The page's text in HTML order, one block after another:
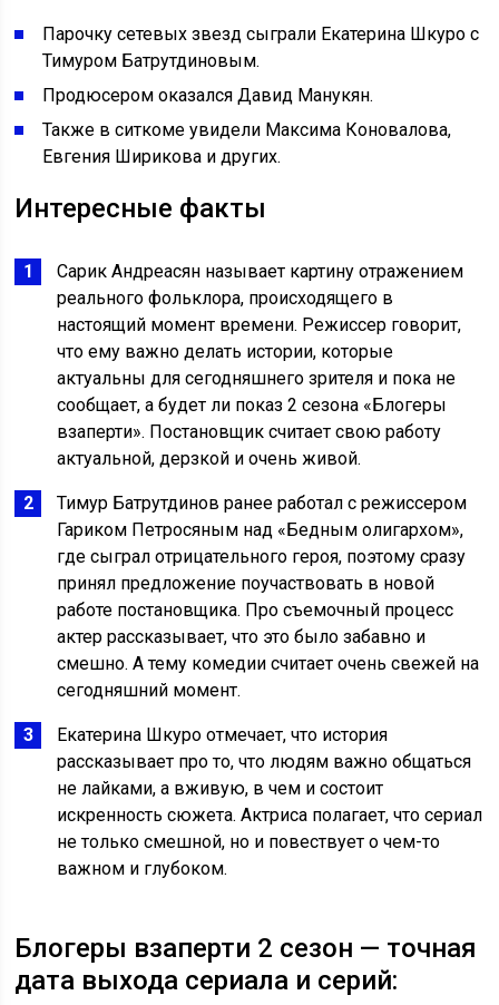
Парочку сетевых звезд сыграли Екатерина Шкуро с
Тимуром Батрутдиновым.
Продюсером оказался Давид Манукян.
Также в ситкоме увидели Максима Коновалова,
Евгения Ширикова и других.
Интересные факты
Сарик Андреасян называет картину отражением
реального фольклора, происходящего в
настоящий момент времени. Режиссер говорит,
что ему важно делать истории, которые
актуальны для сегодняшнего зрителя и пока не
сообщает, а будет ли показ 2 сезона «Блогеры
взаперти». Постановщик считает свою работу
актуальной, дерзкой и очень живой.
Тимур Батрутдинов ранее работал с режиссером
Гариком Петросяным над «Бедным олигархом»,
где сыграл отрицательного героя, поэтому сразу
принял предложение поучаствовать в новой
работе постановщика. Про съемочный процесс
актер рассказывает, что это было забавно и
смешно. А тему комедии считает очень свежей на
сегодняшний момент.
Екатерина Шкуро отмечает, что история
рассказывает про то, что людям важно общаться
не лайками, а вживую, в чем и состоит
искренность сюжета. Актриса полагает, что сериал
не только смешной, но и повествует о чем-то
важном и глубоком.
Блогеры взаперти 2 сезон — точная
дата выхода сериала и серий: